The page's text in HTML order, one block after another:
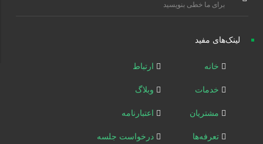
برای ما خطی بنویسید
لینک‌های مفید
خانه
خدمات
مشتریان
تعرفه‌ها
ارتباط
وبلاگ
اعتبارنامه
درخواست جلسه